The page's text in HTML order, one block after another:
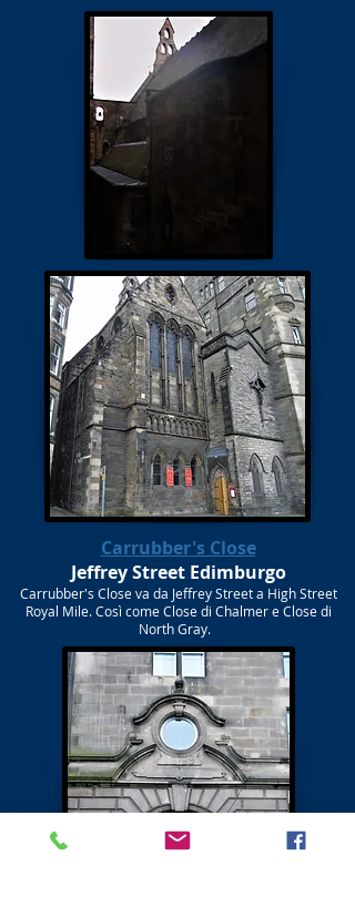
Carrubber's Close
Jeffrey Street Edimburgo
Carrubber's Close va da Jeffrey Street a High Street
Royal Mile. Così come Close di Chalmer e Close di
North Gray.